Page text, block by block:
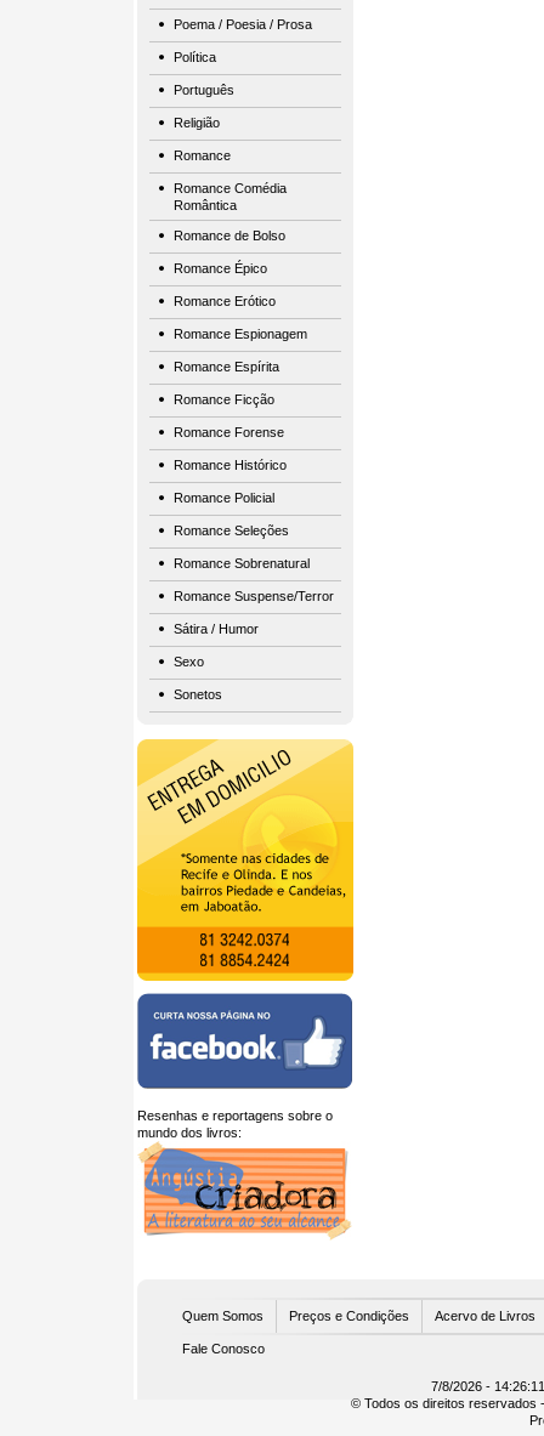
Poema / Poesia / Prosa
Política
Português
Religião
Romance
Romance Comédia
Romântica
Romance de Bolso
Romance Épico
Romance Erótico
Romance Espionagem
Romance Espírita
Romance Ficção
Romance Forense
Romance Histórico
Romance Policial
Romance Seleções
Romance Sobrenatural
Romance Suspense/Terror
Sátira / Humor
Sexo
Sonetos
Resenhas e reportagens sobre o
mundo dos livros:
Quem Somos Preços e Condições Acervo de Livros
Fale Conosco
7/8/2026 -
© Todos os direitos reservados